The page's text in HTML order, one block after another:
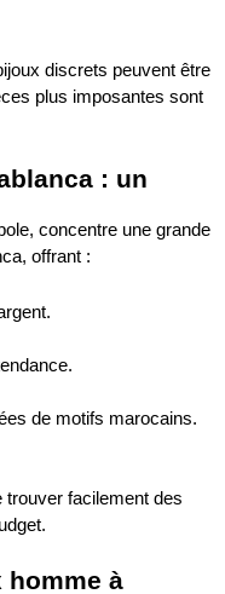
discrets peuvent être
plus imposantes sont
: un
concentre une grande
offrant :
de motifs marocains.
facilement des
homme à